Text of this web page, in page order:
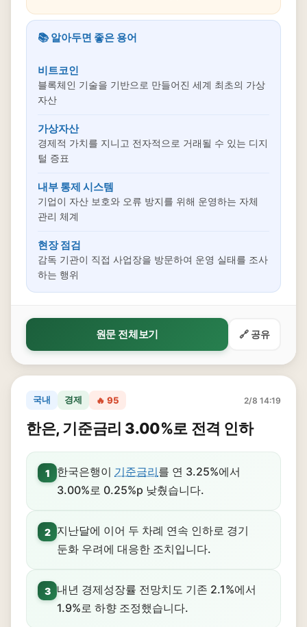
📚 알아두면 좋은 용어
비트코인
블록체인 기술을 기반으로 만들어진 세계 최초의 가상
자산
가상자산
경제적 가치를 지니고 전자적으로 거래될 수 있는 디지
털 증표
내부 통제 시스템
기업이 자산 보호와 오류 방지를 위해 운영하는 자체
관리 체계
현장 점검
감독 기관이 직접 사업장을 방문하여 운영 실태를 조사
하는 행위
원문 전체보기 🔗 공유
국내 경제 🔥 95 2/8 14:19
한은, 기준금리 3.00%로 전격 인하
1 한국은행이 기준금리를 연 3.25%에서
3.00%로 0.25%p 낮췄습니다.
2
지난달에 이어 두 차례 연속 인하로 경기
둔화 우려에 대응한 조치입니다.
3
내년 경제성장률 전망치도 기존 2.1%에서
1.9%로 하향 조정했습니다.